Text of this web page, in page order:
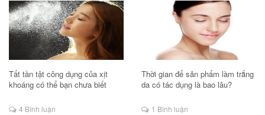
Tất tần tật công dụng của xịt
khoáng có thể bạn chưa biết
4 Bình luận
Thời gian để sản phẩm làm trắng
da có tác dụng là bao lâu?
1 Bình luận